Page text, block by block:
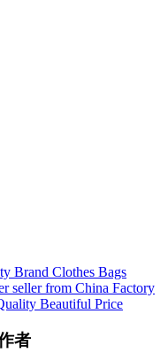
Brand Clothes Bags
seller from China Factory
Beautiful Price
者